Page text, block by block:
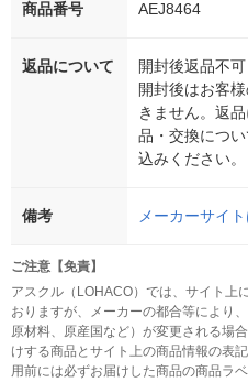
商品番号 AEJ8464
返品について
開封後返品不可
開封後はお客
きません。返
品・交換につ
込みください。
備考 メーカーサイ
ご注意【免責】
アスクル（LOHACO）では、サイト上
おりますが、メーカーの都合等により
原材料、原産国など）が変更される場
けする商品とサイト上の商品情報の表
用前には必ずお届けした商品の商品ラ